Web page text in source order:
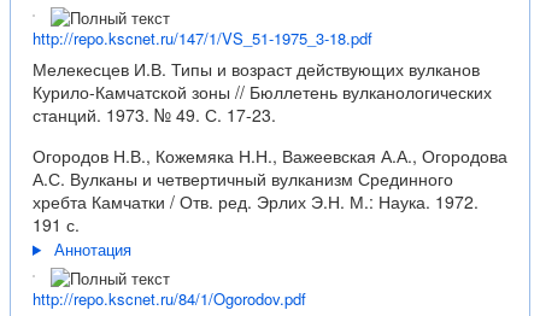
http://repo.kscnet.ru/147/1/VS_51-1975_3-18.pdf
Мелекесцев И.В. Типы и возраст действующих вулканов
Курило-Камчатской зоны // Бюллетень вулканологических
станций. 1973. № 49. С. 17-23.
Огородов Н.В., Кожемяка Н.Н., Важеевская А.А., Огородова
А.С. Вулканы и четвертичный вулканизм Срединного
хребта Камчатки / Отв. ред. Эрлих Э.Н. М.: Наука. 1972.
191 с.
Аннотация
http://repo.kscnet.ru/84/1/Ogorodov.pdf